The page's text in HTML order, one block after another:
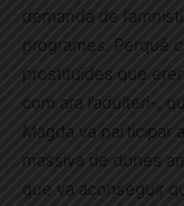
demanda de
programes. Perquè
prostituïdes que
com ara l’adulteri-,
Magda va participar
massiva de dones
que va aconseguir